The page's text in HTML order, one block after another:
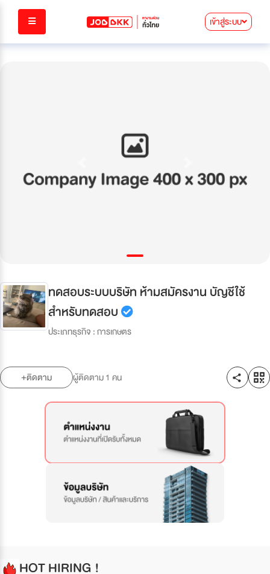
เข้าสู่ระบบ
ทดสอบระบบบริษัท ห้ามสมัครงาน บัญชีใช้
สำหรับทดสอบ
ประเภทธุรกิจ : การเกษตร
ติดตาม ผู้ติดตาม1 คน
HOT HIRING !